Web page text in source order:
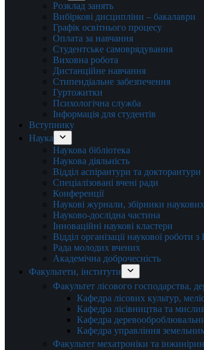
Розклад занять
Вибіркові дисципліни – бакалаври
Графік освітнього процесу
Оплата за навчання
Студентське самоврядування
Виховна робота
Дистанційне навчання
Стипендіальне забезпечення
Гуртожитки
Психологічна служба
Інформація для студентів
Вступнику
Наука
Наукова бібліотека
Наукова діяльність
Відділ аспірантури та докторантури
Спеціалізовані вчені ради
Конференції
Наукові журнали, збірники
Науково-дослідна частина
Інноваційні наукові кластери
Відділ організації наукової
Рада молодих вчених
Академічна доброчесність
Факультети, інститути
Факультет лісового господарства,
Кафедра лісових культур,
Кафедра лісівництва та
Кафедра
Кафедра управління
Факультет мехатроніки та